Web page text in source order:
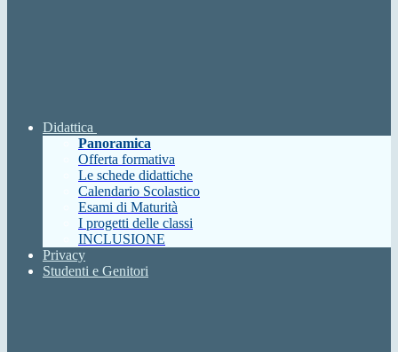
Didattica
Panoramica
Offerta formativa
Le schede didattiche
Calendario Scolastico
Esami di Maturità
I progetti delle classi
INCLUSIONE
Privacy
Studenti e Genitori